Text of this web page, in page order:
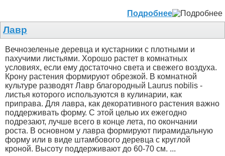
Подробнее
Лавр
Вечнозеленые деревца и кустарники с плотными и
пахучими листьями. Хорошо растет в комнатных
условиях, если ему достаточно света и свежего воздуха.
Крону растения формируют обрезкой. В комнатной
культуре разводят Лавр благородный Laurus nobilis -
листья которого используются в кулинарии, как
приправа. Для лавра, как декоративного растения важно
поддерживать форму. С этой целью их ежегодно
подрезают, лучше всего в конце лета, по окончании
роста. В основном у лавра формируют пирамидальную
форму или в виде штамбового деревца с круглой
кроной. Высоту поддерживают до 60-70 см. ...